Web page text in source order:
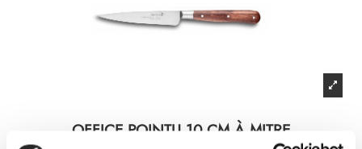
OFFICE POINTU 10 CM À MITRE